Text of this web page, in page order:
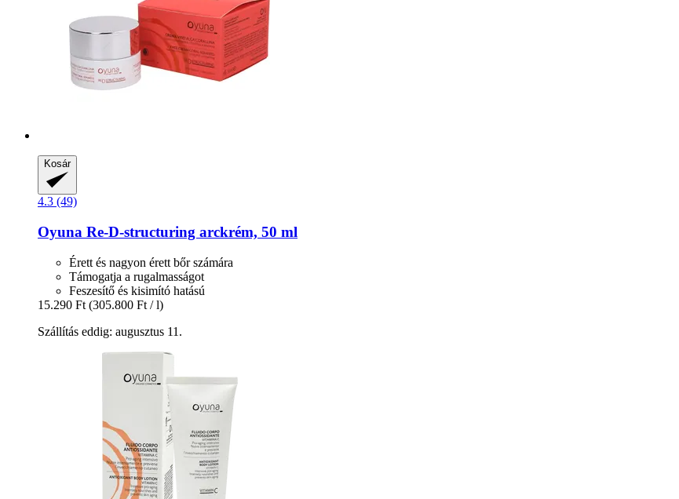
Kosár
4.3 (49)
Oyuna Re-​D-​structuring arckrém, 50 ml
Érett és nagyon érett bőr számára
Támogatja a rugalmasságot
Feszesítő és kisimító hatású
15.290 Ft (305.800 Ft / l)
Szállítás eddig: augusztus 11.